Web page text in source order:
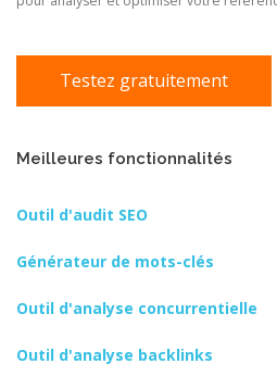
Testez gratuitement
Meilleures fonctionnalités
Outil d'audit SEO
Générateur de mots-clés
Outil d'analyse concurrentielle
Outil d'analyse backlinks